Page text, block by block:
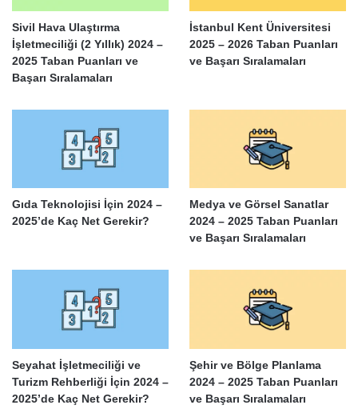
Sivil Hava Ulaştırma
İşletmeciliği (2 Yıllık) 2024 –
2025 Taban Puanları ve
Başarı Sıralamaları
İstanbul Kent Üniversitesi
2025 – 2026 Taban Puanları
ve Başarı Sıralamaları
Gıda Teknolojisi İçin 2024 –
2025’de Kaç Net Gerekir?
Medya ve Görsel Sanatlar
2024 – 2025 Taban Puanları
ve Başarı Sıralamaları
Seyahat İşletmeciliği ve
Turizm Rehberliği İçin 2024 –
2025’de Kaç Net Gerekir?
Şehir ve Bölge Planlama
2024 – 2025 Taban Puanları
ve Başarı Sıralamaları